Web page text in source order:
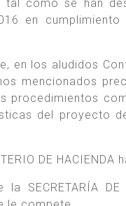
tal como se han
en
en los aludidos
mencionados
procedimientos
del proyecto
DE
SECRETARÍA DE